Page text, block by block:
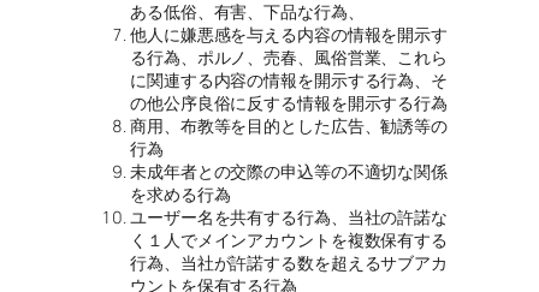
ある低俗、有害、下品な行為、
他人に嫌悪感を与える内容の情報を開示す
る行為、ポルノ、売春、風俗営業、これら
に関連する内容の情報を開示する行為、そ
の他公序良俗に反する情報を開示する行為
商用、布教等を目的とした広告、勧誘等の
行為
未成年者との交際の申込等の不適切な関係
を求める行為
ユーザー名を共有する行為、当社の許諾な
く１人でメインアカウントを複数保有する
行為、当社が許諾する数を超えるサブアカ
ウントを保有する行為